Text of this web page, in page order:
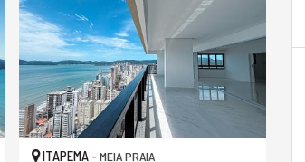
ITAPEMA - MEIA PRAIA